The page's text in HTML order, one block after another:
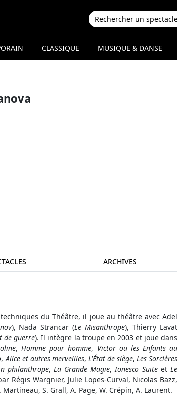
CLASSIQUE MUSIQUE & DANSE
ARCHIVES
du Théâtre, il joue au théâtre avec Adel
), Nada Strancar (Le Misanthrope), Thierry Lavat
de guerre). Il intègre la troupe en 2003 et joue dans
,Homme pour homme, Victor ou les Enfants au
,Alice et autres merveilles, L'État de siège, Les Sorcières
philanthrope, La Grande Magie,Ionesco Suiteet Le
Régis Wargnier, Julie Lopes-Curval, Nicolas Bazz,
S. Grall, A. Page, W. Crépin, A. Laurent.